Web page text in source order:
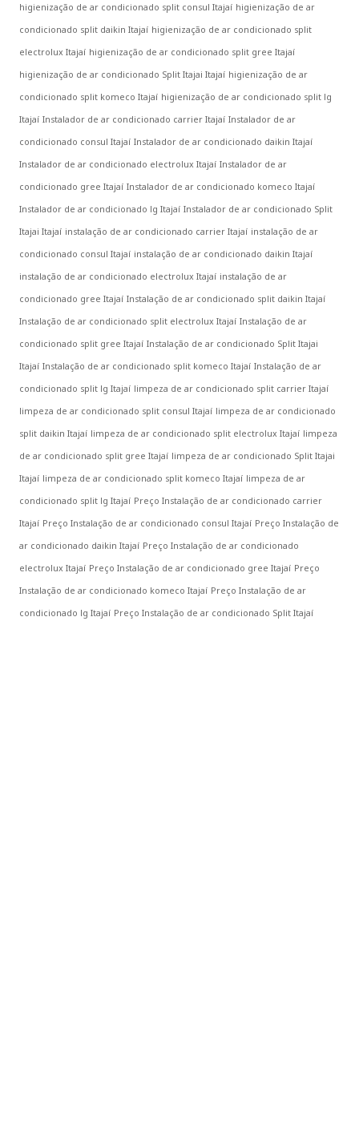
higienização de ar condicionado split consul Itajaí higienização de ar
condicionado split daikin Itajaí higienização de ar condicionado split
electrolux Itajaí higienização de ar condicionado split gree Itajaí
higienização de ar condicionado Split Itajai Itajaí higienização de ar
condicionado split komeco Itajaí higienização de ar condicionado split lg
Itajaí Instalador de ar condicionado carrier Itajaí Instalador de ar
condicionado consul Itajaí Instalador de ar condicionado daikin Itajaí
Instalador de ar condicionado electrolux Itajaí Instalador de ar
condicionado gree Itajaí Instalador de ar condicionado komeco Itajaí
Instalador de ar condicionado lg Itajaí Instalador de ar condicionado Split
Itajai Itajaí instalação de ar condicionado carrier Itajaí instalação de ar
condicionado consul Itajaí instalação de ar condicionado daikin Itajaí
instalação de ar condicionado electrolux Itajaí instalação de ar
condicionado gree Itajaí Instalação de ar condicionado split daikin Itajaí
Instalação de ar condicionado split electrolux Itajaí Instalação de ar
condicionado split gree Itajaí Instalação de ar condicionado Split Itajai
Itajaí Instalação de ar condicionado split komeco Itajaí Instalação de ar
condicionado split lg Itajaí limpeza de ar condicionado split carrier Itajaí
limpeza de ar condicionado split consul Itajaí limpeza de ar condicionado
split daikin Itajaí limpeza de ar condicionado split electrolux Itajaí limpeza
de ar condicionado split gree Itajaí limpeza de ar condicionado Split Itajai
Itajaí limpeza de ar condicionado split komeco Itajaí limpeza de ar
condicionado split lg Itajaí Preço Instalação de ar condicionado carrier
Itajaí Preço Instalação de ar condicionado consul Itajaí Preço Instalação de
ar condicionado daikin Itajaí Preço Instalação de ar condicionado
electrolux Itajaí Preço Instalação de ar condicionado gree Itajaí Preço
Instalação de ar condicionado komeco Itajaí Preço Instalação de ar
condicionado lg Itajaí Preço Instalação de ar condicionado Split Itajaí